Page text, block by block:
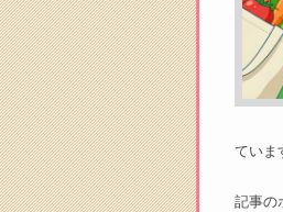
ていま
記事の